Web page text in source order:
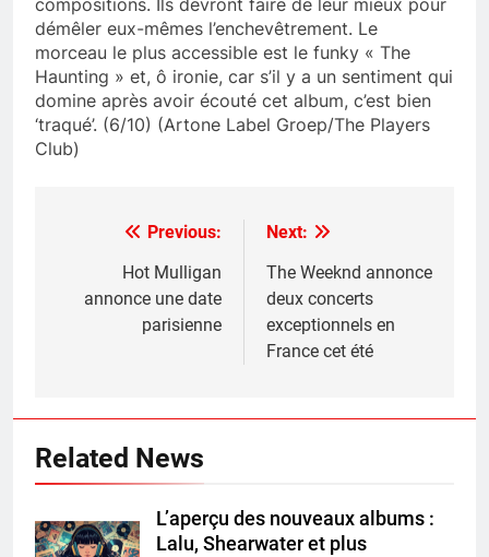
compositions. Ils devront faire de leur mieux pour
démêler eux-mêmes l’enchevêtrement. Le
morceau le plus accessible est le funky « The
Haunting » et, ô ironie, car s’il y a un sentiment qui
domine après avoir écouté cet album, c’est bien
‘traqué’. (6/10) (Artone Label Groep/The Players
Club)
navigation
Previous:
Hot Mulligan
annonce une date
parisienne
Next:
The Weeknd annonce
deux concerts
exceptionnels en
France cet été
Related News
L’aperçu des nouveaux albums :
Lalu, Shearwater et plus